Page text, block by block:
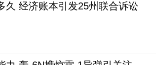
久 经济账本引发25州联合诉讼